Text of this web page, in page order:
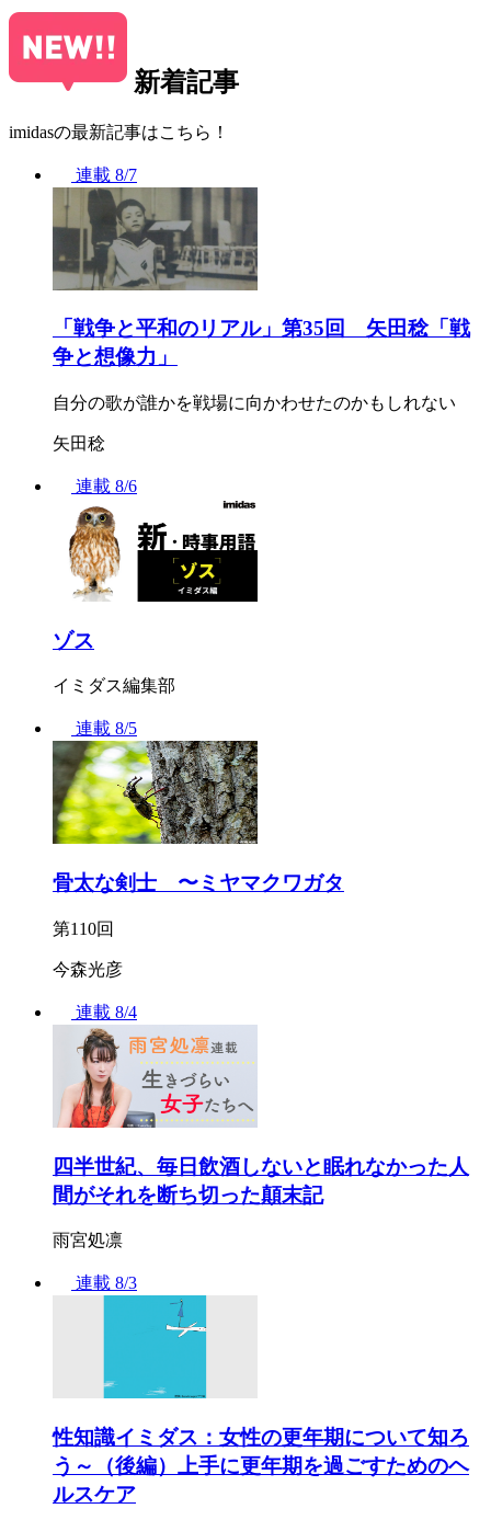
新着記事
imidasの最新記事はこちら！
連載 8/7
「戦争と平和のリアル」第35回 矢田稔「戦
争と想像力」
自分の歌が誰かを戦場に向かわせたのかもしれない
矢田稔
連載 8/6
ゾス
イミダス編集部
連載 8/5
骨太な剣士 〜ミヤマクワガタ
第110回
今森光彦
連載 8/4
四半世紀、毎日飲酒しないと眠れなかった人
間がそれを断ち切った顛末記
雨宮処凛
連載 8/3
性知識イミダス：女性の更年期について知ろ
う～（後編）上手に更年期を過ごすためのヘ
ルスケア